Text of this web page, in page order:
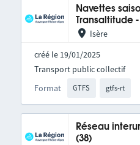
Navettes
Transaltitude
Isère
créé le 19/01/2025
Format GTFS gtfs-rt
Transport public collectif
Réseau
(38)